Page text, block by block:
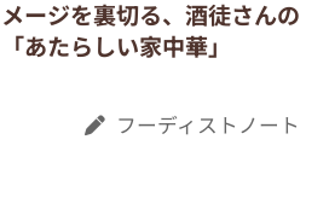
メージを裏切る、酒徒さんの
「あたらしい家中華」
フーディストノート